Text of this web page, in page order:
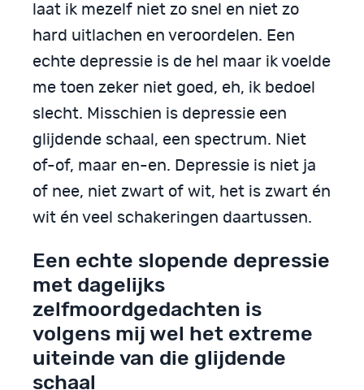
laat ik mezelf niet zo snel en niet zo
hard uitlachen en veroordelen. Een
echte depressie is de hel maar ik voelde
me toen zeker niet goed, eh, ik bedoel
slecht. Misschien is depressie een
glijdende schaal, een spectrum. Niet
of-of, maar en-en. Depressie is niet ja
of nee, niet zwart of wit, het is zwart én
wit én veel schakeringen daartussen.
Een echte slopende depressie
met dagelijks
zelfmoordgedachten is
volgens mij wel het extreme
uiteinde van die glijdende
schaal